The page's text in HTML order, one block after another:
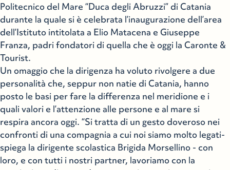
Politecnico del Mare “Duca degli Abruzzi” di Catania
durante la quale si è celebrata l’inaugurazione dell’area
dell’Istituto intitolata a Elio Matacena e Giuseppe
Franza, padri fondatori di quella che è oggi la Caronte &
Tourist.
Un omaggio che la dirigenza ha voluto rivolgere a due
personalità che, seppur non natie di Catania, hanno
posto le basi per fare la differenza nel meridione e i
quali valori e l’attenzione alle persone e al mare si
respira ancora oggi. “Si tratta di un gesto doveroso nei
confronti di una compagnia a cui noi siamo molto legati-
spiega la dirigente scolastica Brigida Morsellino - con
loro, e con tutti i nostri partner, lavoriamo con la